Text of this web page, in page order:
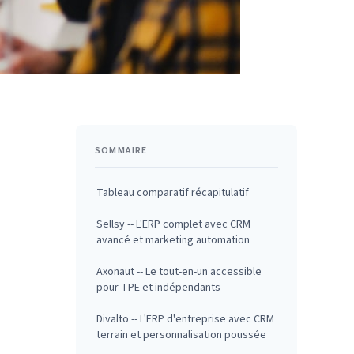
SOMMAIRE
Tableau comparatif récapitulatif
Sellsy -- L'ERP complet avec CRM
avancé et marketing automation
Axonaut -- Le tout-en-un accessible
pour TPE et indépendants
Divalto -- L'ERP d'entreprise avec CRM
terrain et personnalisation poussée